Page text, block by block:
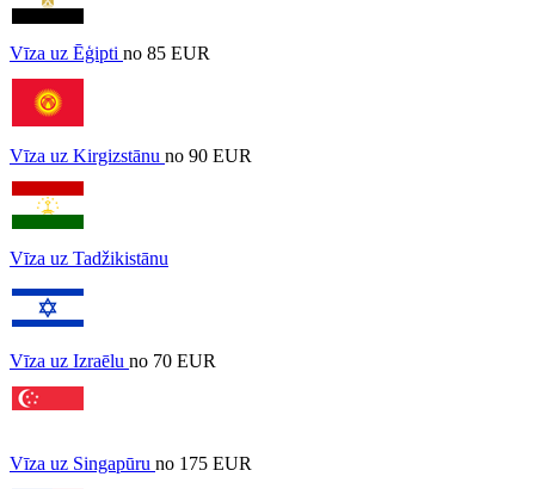
Vīza uz Ēģipti no 85 EUR
Vīza uz Kirgizstānu no 90 EUR
Vīza uz Tadžikistānu
Vīza uz Izraēlu no 70 EUR
Vīza uz Singapūru no 175 EUR